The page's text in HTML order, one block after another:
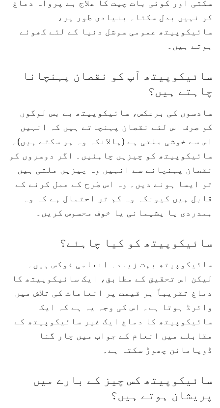
سکتی اور کوئی بات چیت کا علاج بے پرواہ دماغ
کو نہیں بدل سکتا۔ بنیادی طور پر،
سائیکوپیتھ عمومی سوشل دنیا کے لئے کھوئے
ہوتے ہیں۔
سائیکوپیتھ آپ کو نقصان پہنچانا
چاہتے ہیں؟
سادسوں کی برعکس، سائیکوپیتھ بے بس لوگوں
کو صرف اس لئے نقصان پہنچاتے ہیں کہ انہیں
اس سے خوشی ملتی ہے (ہالانکہ وہ ہو سکتے ہیں)۔
سائیکوپیتھ کو چیزیں چاہئیں۔ اگر دوسروں کو
نقصان پہنچانے سے انہیں وہ چیزیں ملتی ہیں
تو ایسا ہونے دیں۔ وہ اس طرح کے عمل کرنے کے
قابل ہیں کیونکہ وہ کم تر احتمال ہے کہ وہ
ہمدردی یا پشیمانی یا خوف محسوس کریں۔
سائیکوپیتھ کو کیا چاہئے؟
سائیکوپیتھ بہت زیادہ انعامی فوکس ہیں۔
لیکن اس تحقیق کے مطابق، ایک سائیکوپیتھ کا
دماغ تقریباً ہر قیمت پر انعامات کی تلاش میں
وائرڈ ہوتا ہے۔ اس کی وجہ یہ ہے کہ ایک
سائیکوپیتھ کا دماغ ایک غیر سائیکوپیتھ کے
مقابلے میں انعام کے جواب میں چار گنا
ڈوپامائن چھوڑ سکتا ہے۔
سائیکوپیتھ کس چیز کے بارے میں
پریشان ہوتے ہیں؟